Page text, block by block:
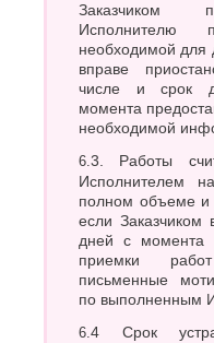
Заказчиком
Исполнителю
необходимой для
вправе
числе и срок
момента
необходимой
6.3. Работы считаются выполненными
Исполнителем
полном объеме и
если Заказчиком
дней с момента
приемки
письменные
по выполненным
6.4 Срок устранения обоснованных